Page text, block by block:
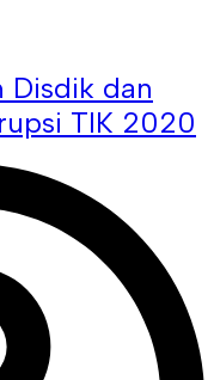
Disdik dan
TIK 2020